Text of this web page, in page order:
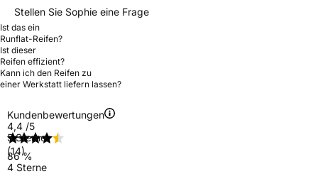
Stellen Sie Sophie eine Frage
Ist das ein
Runflat-Reifen?
Ist dieser
Reifen effizient?
Kann ich den Reifen zu
einer Werkstatt liefern lassen?
Kundenbewertungen
4,4 /5
(14)
5 Sterne
86 %
4 Sterne